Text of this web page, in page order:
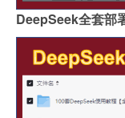
DeepSeek全套部